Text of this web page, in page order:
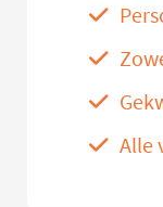
Alle